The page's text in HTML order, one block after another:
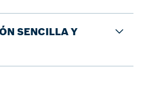
SENCILLA Y